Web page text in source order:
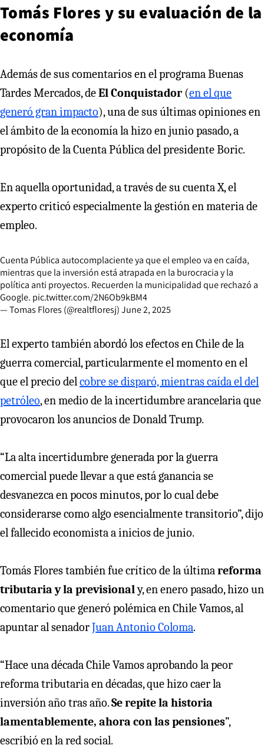
Tomás Flores y su evaluación de la
economía
Además de sus comentarios en el programa Buenas
Tardes Mercados, deEl Conquistador (en el que
generó gran impacto), una de sus últimas opiniones en
el ámbito de la economía la hizo en junio pasado, a
propósito de la Cuenta Pública del presidente Boric.
En aquella oportunidad, a través de su cuenta X, el
experto criticó especialmente la gestión en materia de
empleo.
Cuenta Pública autocomplaciente ya que el empleo va en caída,
mientras que la inversión está atrapada en la burocracia y la
política anti proyectos. Recuerden la municipalidad que rechazó a
Google. pic.twitter.com/2N6Ob9kBM4
— Tomas Flores (@realtfloresj)June 2, 2025
El experto también abordó los efectos en Chile de la
guerra comercial, particularmente el momento en el
que el precio delcobre se disparó, mientras caída el del
petróleo, en medio de la incertidumbre arancelaria que
provocaron los anuncios de Donald Trump.
“La alta incertidumbre generada por la guerra
comercial puede llevar a que está ganancia se
desvanezca en pocos minutos, por lo cual debe
considerarse como algo esencialmente transitorio”, dijo
el fallecido economista a inicios de junio.
Tomás Flores también fue crítico de la últimareforma
tributaria y la previsionaly, en enero pasado, hizo un
comentario que generó polémica en Chile Vamos, al
apuntar al senadorJuan Antonio Coloma.
“Hace una década Chile Vamos aprobando la peor
reforma tributaria en décadas, que hizo caer la
inversión año tras año.Se repite la historia
lamentablemente, ahora con las pensiones”,
escribió en la red social.